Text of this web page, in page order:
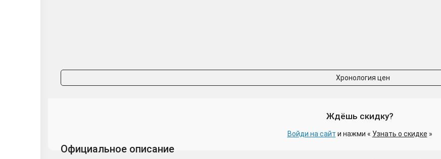
Хронология цен
Ждёшь скидку?
Войди на сайт и нажми « Узнать о скидке »
Официальное описание